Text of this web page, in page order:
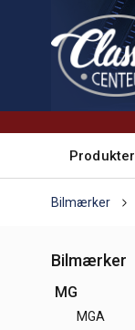
Produkter
Bilmærker
Bilmærker
MG
MGA